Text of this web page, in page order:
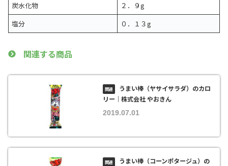
炭水化物
２．９g
塩分
０．１３g
関連する商品
うまい棒（ヤサイサラダ）のカロ
リー｜株式会社 やおきん
2019.07.01
うまい棒（コーンポタージュ）の